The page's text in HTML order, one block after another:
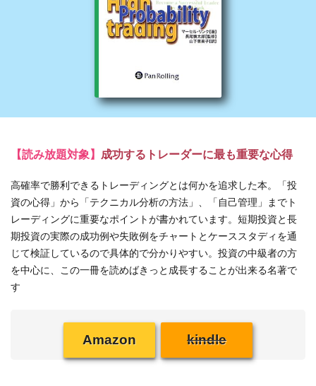
【読み放題対象】 成功するトレーダーに最も重要な心得
高確率で勝利できるトレーディングとは何かを追求した本。「投
資の心得」から「テクニカル分析の方法」、「自己管理」までト
レーディングに重要なポイントが書かれています。短期投資と長
期投資の実際の成功例や失敗例をチャートとケーススタディを通
じて検証しているので具体的で分かりやすい。投資の中級者の方
を中心に、この一冊を読めばきっと成長することが出来る名著で
す
Amazon kindle